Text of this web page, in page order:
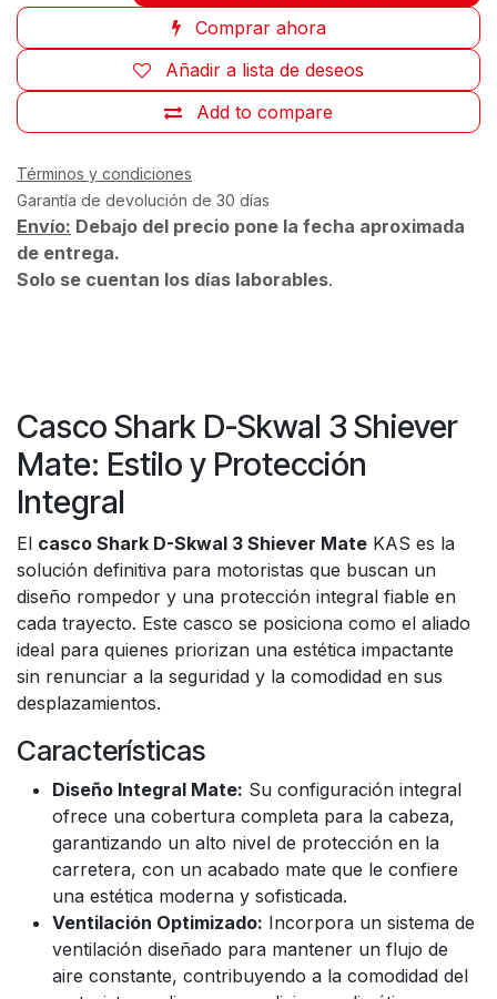
Comprar ahora
Add to compare
Añadir a lista de deseos
Términos y condiciones
Garantía de devolución de 30 días
Envío: Debajo del precio pone la fecha aproximada
de entrega.
Solo se cuentan los días laborables.
Casco Shark D-Skwal 3 Shiever
Mate: Estilo y Protección
Integral
El casco Shark D-Skwal 3 Shiever Mate KAS es la
solución definitiva para motoristas que buscan un
diseño rompedor y una protección integral fiable en
cada trayecto. Este casco se posiciona como el aliado
ideal para quienes priorizan una estética impactante
sin renunciar a la seguridad y la comodidad en sus
desplazamientos.
Características
Diseño Integral Mate: Su configuración integral
ofrece una cobertura completa para la cabeza,
garantizando un alto nivel de protección en la
carretera, con un acabado mate que le confiere
una estética moderna y sofisticada.
Ventilación Optimizado: Incorpora un sistema de
ventilación diseñado para mantener un flujo de
aire constante, contribuyendo a la comodidad del